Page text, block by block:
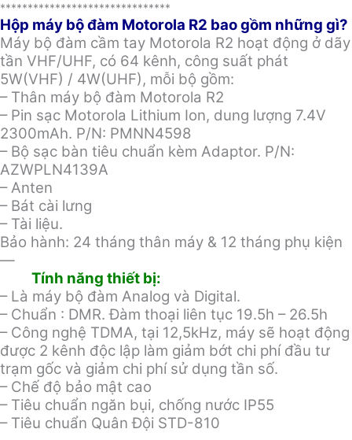
*******************************
Hộp máy bộ đàm Motorola R2 bao gồm những gì?
Máy bộ đàm cầm tay Motorola R2 hoạt động ở dãy
tần VHF/UHF, có 64 kênh, công suất phát
5W(VHF) / 4W(UHF), mỗi bộ gồm:
– Thân máy bộ đàm Motorola R2
– Pin sạc Motorola Lithium Ion, dung lượng 7.4V
2300mAh. P/N: PMNN4598
– Bộ sạc bàn tiêu chuẩn kèm Adaptor. P/N:
AZWPLN4139A
– Anten
– Bát cài lưng
– Tài liệu.
Bảo hành: 24 tháng thân máy & 12 tháng phụ kiện
—
Tính năng thiết bị:
– Là máy bộ đàm Analog và Digital.
– Chuẩn : DMR. Đàm thoại liên tục 19.5h – 26.5h
– Công nghệ TDMA, tại 12,5kHz, máy sẽ hoạt động
được 2 kênh độc lập làm giảm bớt chi phí đầu tư
trạm gốc và giảm chi phí sử dụng tần số.
– Chế độ bảo mật cao
– Tiêu chuẩn ngăn bụi, chống nước IP55
– Tiêu chuẩn Quân Đội STD-810